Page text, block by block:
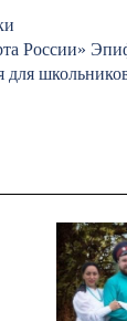
России»